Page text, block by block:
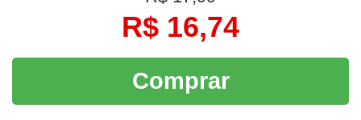
R$ 16,74
Comprar